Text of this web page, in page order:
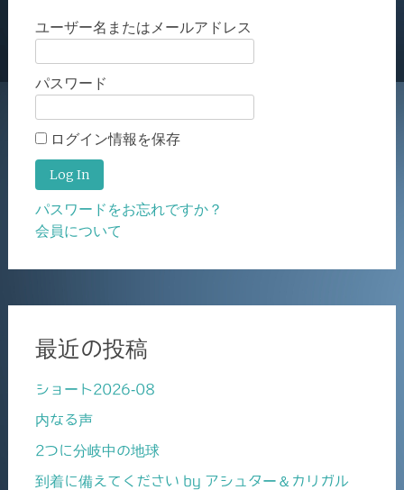
ユーザー名またはメールアドレス
パスワード
ログイン情報を保存
パスワードをお忘れですか？
会員について
最近の投稿
ショート2026-08
内なる声
2つに分岐中の地球
到着に備えてください by アシュター＆カリガル